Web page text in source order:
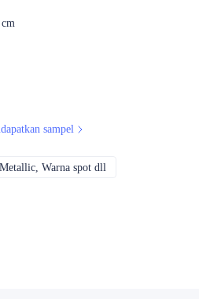
sampel
Warna spot dll